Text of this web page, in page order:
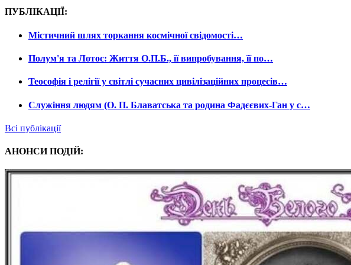
ПУБЛІКАЦІЇ:
Містичний шлях торкання космічної свідомості…
Полум'я та Лотос: Життя О.П.Б., її випробування, її по…
Теософія і релігії у світлі сучасних цивілізаційних процесів…
Служіння людям (О. П. Блаватська та родина Фадєєвих-Ган у с…
Всі публікації
АНОНСИ ПОДІЙ: